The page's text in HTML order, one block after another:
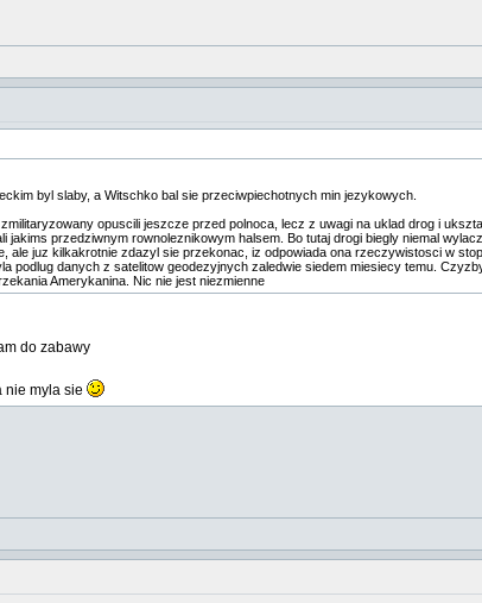
byl slaby, a Witschko bal sie przeciwpiechotnych min jezykowych.
opuscili jeszcze przed polnoca, lecz z uwagi na uklad drog i
jakims przedziwnym rownoleznikowym halsem. Bo tutaj drogi biegly niemal
ale juz kilkakrotnie zdazyl sie przekonac, iz odpowiada ona rzeczywistosci w
podlug danych z satelitow geodezyjnych zaledwie siedem miesiecy temu.
Amerykanina. Nic nie jest niezmienne
do zabawy
nie myla sie